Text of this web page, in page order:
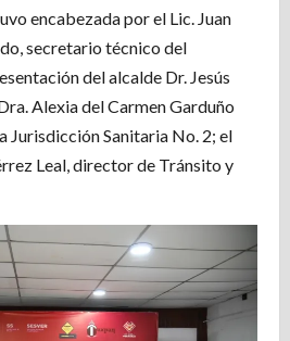
encabezada por el Lic. Juan
secretario técnico del
del alcalde Dr. Jesús
Alexia del Carmen Garduño
Jurisdicción Sanitaria No. 2; el
Leal, director de Tránsito y